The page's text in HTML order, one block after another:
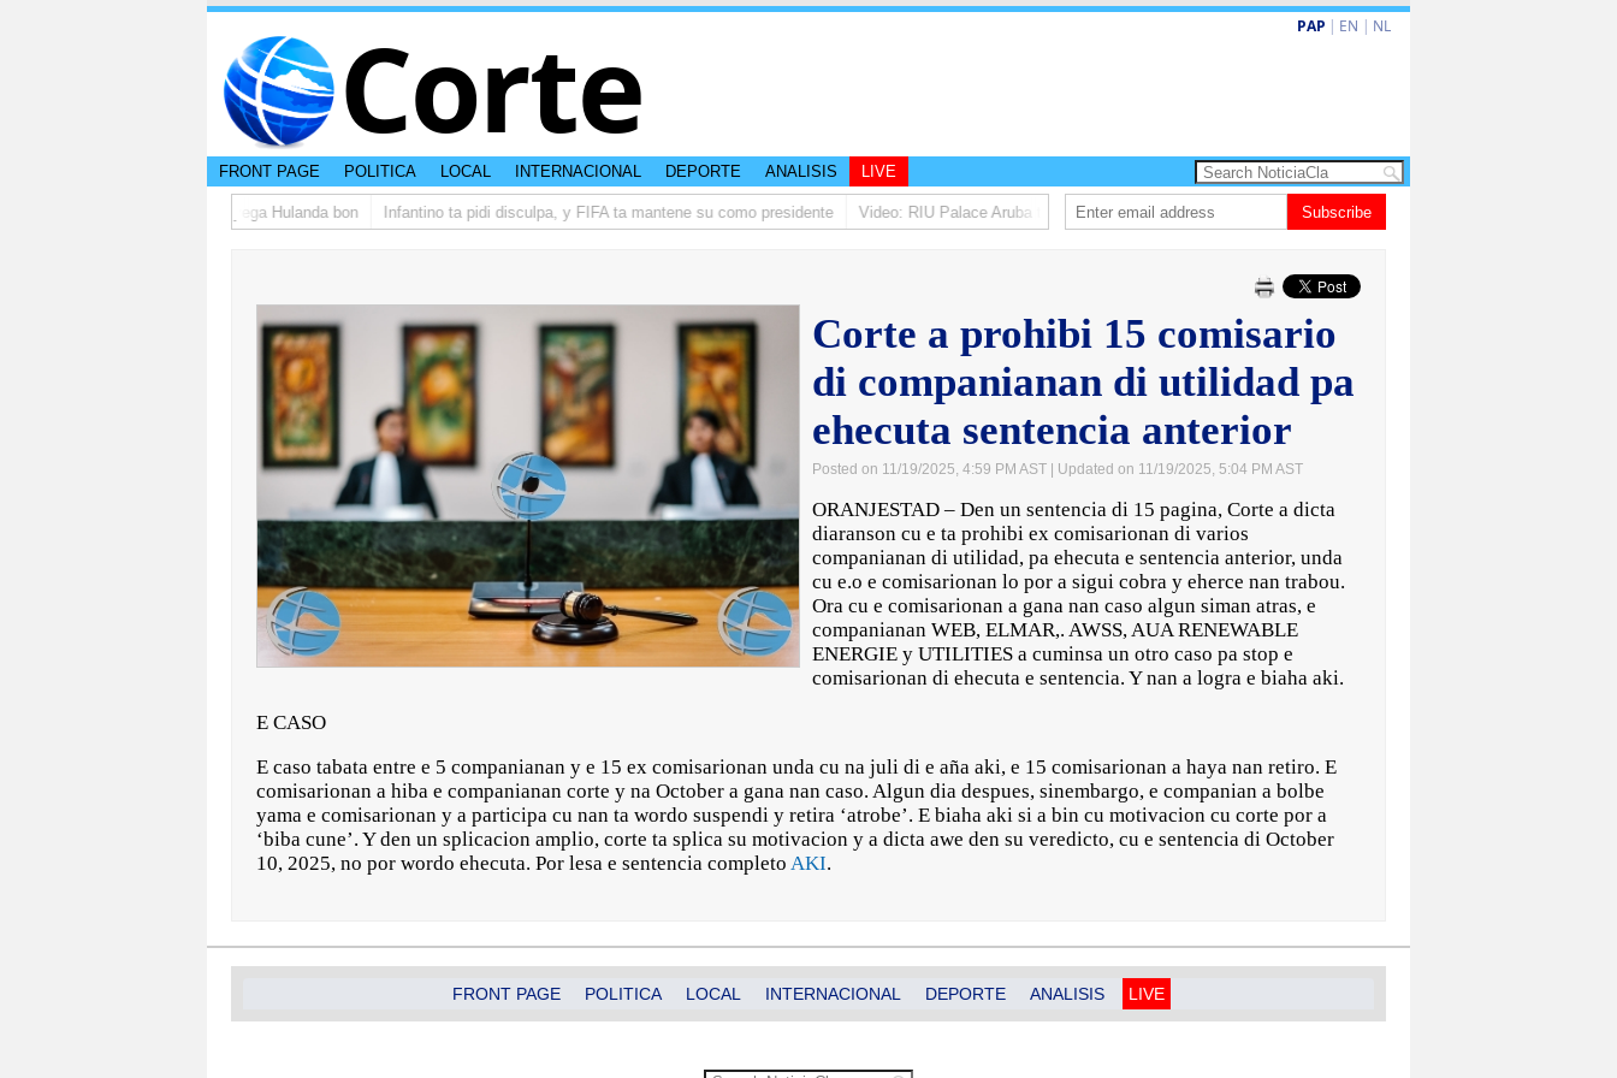
Corte PAP | EN | NL
FRONT PAGE POLITICA LOCAL INTERNACIONAL DEPORTE ANALISIS LIVE
di studiantenan di Aruba a yega Hulanda bon Infantino ta pidi disculpa, y FIFA ta mantene su como presidente Video: RIU Palace Aruba ta eleva turismo premium cu renobacion di US$106 miyon
Subscribe
Corte a prohibi 15 comisario
di companianan di utilidad pa
ehecuta sentencia anterior
Posted on 11/19/2025, 4:59 PM AST | Updated on 11/19/2025, 5:04 PM AST
ORANJESTAD – Den un sentencia di 15 pagina, Corte a dicta
diaranson cu e ta prohibi ex comisarionan di varios
companianan di utilidad, pa ehecuta e sentencia anterior, unda
cu e.o e comisarionan lo por a sigui cobra y eherce nan trabou.
Ora cu e comisarionan a gana nan caso algun siman atras, e
companianan WEB, ELMAR,. AWSS, AUA RENEWABLE
ENERGIE y UTILITIES a cuminsa un otro caso pa stop e
comisarionan di ehecuta e sentencia. Y nan a logra e biaha aki.
E CASO
E caso tabata entre e 5 companianan y e 15 ex comisarionan unda cu na juli di e aña aki, e 15 comisarionan a haya nan retiro. E
comisarionan a hiba e companianan corte y na October a gana nan caso. Algun dia despues, sinembargo, e companian a bolbe
yama e comisarionan y a participa cu nan ta wordo suspendi y retira ‘atrobe’. E biaha aki si a bin cu motivacion cu corte por a
‘biba cune’. Y den un splicacion amplio, corte ta splica su motivacion y a dicta awe den su veredicto, cu e sentencia di October
10, 2025, no por wordo ehecuta. Por lesa e sentencia completo AKI.
FRONT PAGE POLITICA LOCAL INTERNACIONAL DEPORTE ANALISIS LIVE